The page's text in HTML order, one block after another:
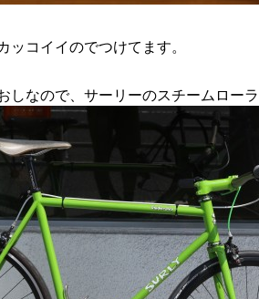
ッコイイのでつけてます。
しなので、サーリーのスチームロー